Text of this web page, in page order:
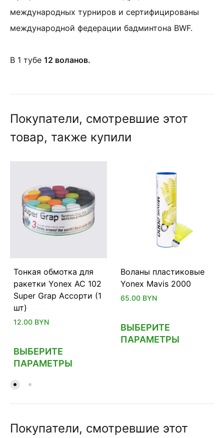
международных турниров и сертифицированы
международной федерации бадминтона BWF.
В 1 тубе 12 воланов.
Покупатели, смотревшие этот
товар, также купили
Тонкая обмотка для
ракетки Yonex AC 102
Super Grap Ассорти (1
шт)
12.00 BYN
ВЫБЕРИТЕ
ПАРАМЕТРЫ
Воланы пластиковые
Yonex Mavis 2000
65.00 BYN
ВЫБЕРИТЕ
ПАРАМЕТРЫ
Покупатели, смотревшие этот